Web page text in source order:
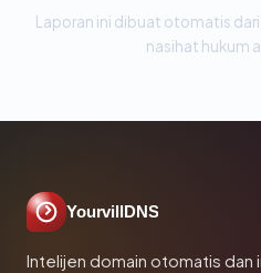
Laporan ini dibuat otomatis
nasihat hukum
YourvillDNS
Intelijen domain otomatis dan